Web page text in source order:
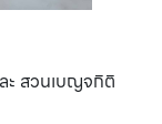
สวนเบญจกิติ